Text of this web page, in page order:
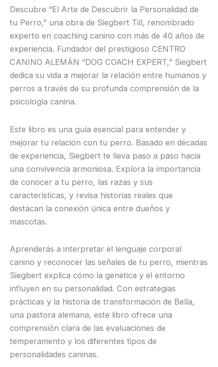
Descubre “El Arte de Descubrir la Personalidad de
tu Perro,” una obra de Siegbert Till, renombrado
experto en coaching canino con más de 40 años de
experiencia. Fundador del prestigioso CENTRO
CANINO ALEMÁN “DOG COACH EXPERT,” Siegbert
dedica su vida a mejorar la relación entre humanos y
perros a través de su profunda comprensión de la
psicología canina.
Este libro es una guía esencial para entender y
mejorar tu relación con tu perro. Basado en décadas
de experiencia, Siegbert te lleva paso a paso hacia
una convivencia armoniosa. Explora la importancia
de conocer a tu perro, las razas y sus
características, y revisa historias reales que
destacan la conexión única entre dueños y
mascotas.
Aprenderás a interpretar el lenguaje corporal
canino y reconocer las señales de tu perro, mientras
Siegbert explica cómo la genética y el entorno
influyen en su personalidad. Con estrategias
prácticas y la historia de transformación de Bella,
una pastora alemana, este libro ofrece una
comprensión clara de las evaluaciones de
temperamento y los diferentes tipos de
personalidades caninas.